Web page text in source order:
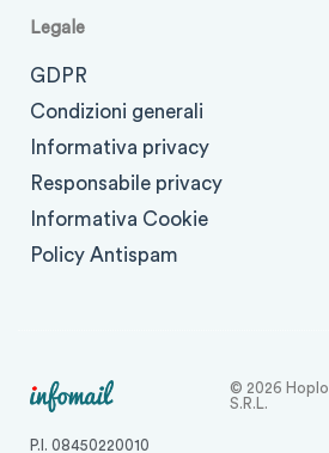
Legale
GDPR
Condizioni generali
Informativa privacy
Responsabile privacy
Informativa Cookie
Policy Antispam
© 2026 Hoplo
S.r.l.
P.I. 08450220010